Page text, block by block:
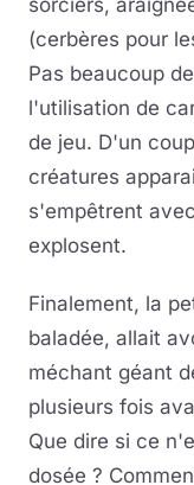
sorciers,
(cerbères pour
Pas beaucoup
l'utilisation de
de jeu. D'un
créatures
s'empêtrent
explosent.
Finalement, la
baladée, allait
méchant géant
plusieurs fois
Que dire si ce
dosée ?